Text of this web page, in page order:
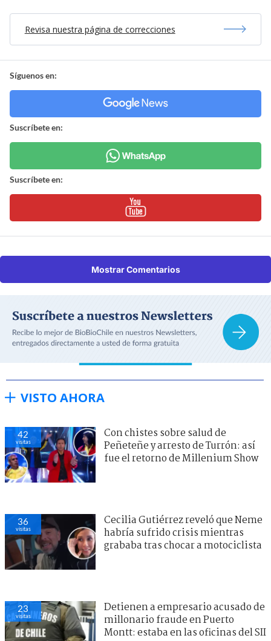
Revisa nuestra página de correcciones
Síguenos en:
Suscríbete en:
Suscríbete en:
Mostrar Comentarios
VISTO AHORA
42
visitas
Con chistes sobre salud de
Peñeteñe y arresto de Turrón: así
fue el retorno de Millenium Show
36
visitas
Cecilia Gutiérrez reveló que Neme
habría sufrido crisis mientras
grababa tras chocar a motociclista
23
visitas
Detienen a empresario acusado de
millonario fraude en Puerto
Montt: estaba en las oficinas del SII